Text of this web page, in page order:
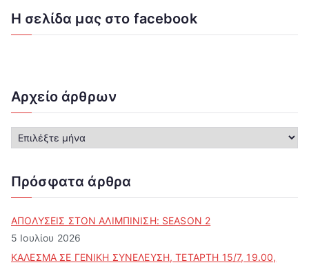
Η σελίδα μας στο facebook
Αρχείο άρθρων
ρ
ε
ά
ρ
Πρόσφατα άρθρα
ΑΠΟΛΥΣΕΙΣ ΣΤΟΝ ΑΛΙΜΠΙΝΙΣΗ: SEASON 2
5 Ιουλίου 2026
ΚΑΛΕΣΜΑ ΣΕ ΓΕΝΙΚΗ ΣΥΝΕΛΕΥΣΗ, ΤΕΤΑΡΤΗ 15/7, 19.00,